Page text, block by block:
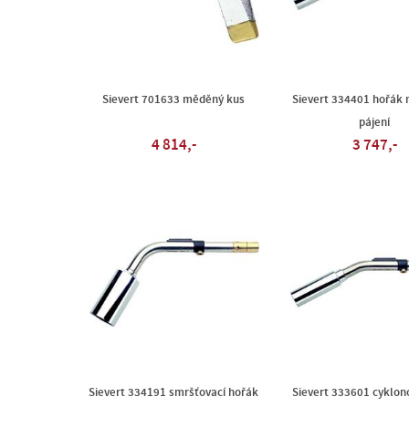
Sievert 701633 měděný kus
4 814,-
Sievert 334401 hořák
pájení
3 747,-
Sievert 334191 smršťovací hořák Sievert 333601